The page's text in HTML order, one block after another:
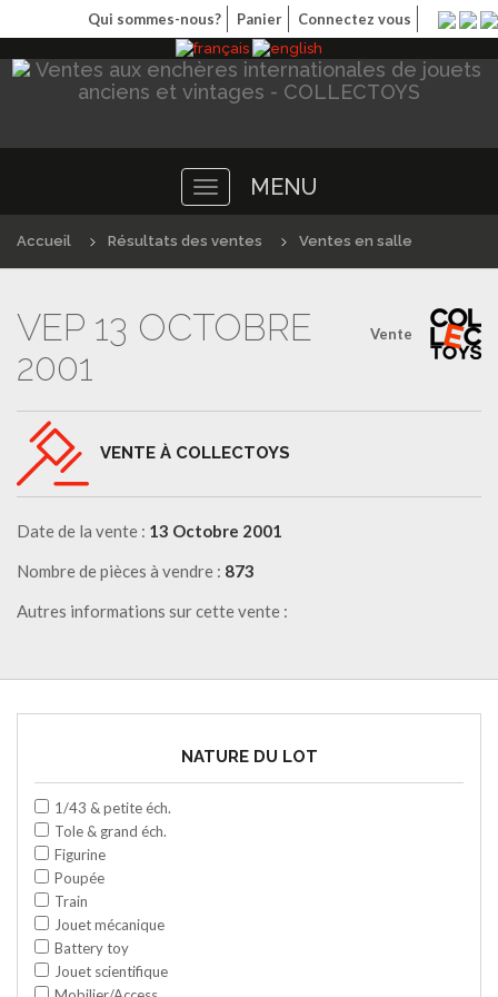
Qui sommes-nous? Panier Connectez vous
Toggle
navigation
MENU
Accueil Résultats des ventes Ventes en salle
Vente
VEP 13 OCTOBRE
2001
VENTE À COLLECTOYS
Date de la vente : 13 Octobre 2001
Nombre de pièces à vendre : 873
Autres informations sur cette vente :
NATURE DU LOT
1/43 & petite éch.
Tole & grand éch.
Figurine
Poupée
Train
Jouet mécanique
Battery toy
Jouet scientifique